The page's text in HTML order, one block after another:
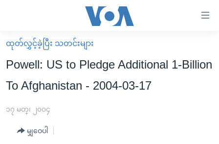
လွယ်ကူ
စေ
သည့်
များ
မူလစာမျက်နှာ
မြန်မာ
ကမ္ဘာ့သတင်းများ
ရပ်ဝန်းတခု လမ်းတခု အလွန်
ထုတ်လွှင့်ခဲ့ပြီး သတင်းများ
Powell: US to Pledge Additional 1-Billion
To Afghanistan - 2004-03-17
၁၇ မတ္၊ ၂၀၀၄
မျှဝေပါ